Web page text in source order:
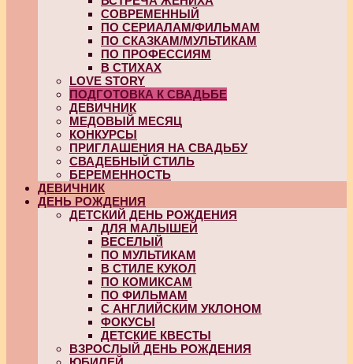
СОВРЕМЕННЫЙ
ПО СЕРИАЛАМ/ФИЛЬМАМ
ПО СКАЗКАМ/МУЛЬТИКАМ
ПО ПРОФЕССИЯМ
В СТИХАХ
LOVE STORY
ПОДГОТОВКА К СВАДЬБЕ
ДЕВИЧНИК
МЕДОВЫЙ МЕСЯЦ
КОНКУРСЫ
ПРИГЛАШЕНИЯ НА СВАДЬБУ
СВАДЕБНЫЙ СТИЛЬ
БЕРЕМЕННОСТЬ
ДЕВИЧНИК
ДЕНЬ РОЖДЕНИЯ
ДЕТСКИЙ ДЕНЬ РОЖДЕНИЯ
ДЛЯ МАЛЫШЕЙ
ВЕСЕЛЫЙ
ПО МУЛЬТИКАМ
В СТИЛЕ КУКОЛ
ПО КОМИКСАМ
ПО ФИЛЬМАМ
С АНГЛИЙСКИМ УКЛОНОМ
ФОКУСЫ
ДЕТСКИЕ КВЕСТЫ
ВЗРОСЛЫЙ ДЕНЬ РОЖДЕНИЯ